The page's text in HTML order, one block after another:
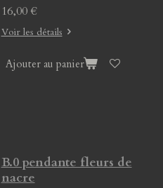
16,00 €
Voir les détails
Ajouter au panier
B.0 pendante fleurs de
nacre